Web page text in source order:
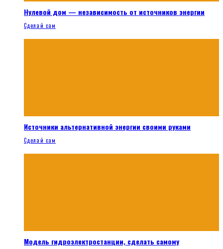
Нулевой дом — независимость от источников энергии
Сделай сам
Источники альтернативной энергии своими руками
Сделай сам
Модель гидроэлектростанции, сделать самому